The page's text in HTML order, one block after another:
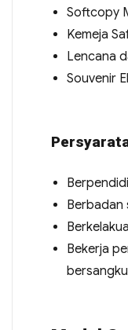
Softcopy
Kemeja
Lencana
Souvenir
Berbadan
Bekerja